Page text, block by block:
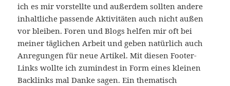
ich es mir vorstellte und außerdem sollten andere
inhaltliche passende Aktivitäten auch nicht außen
vor bleiben. Foren und Blogs helfen mir oft bei
meiner täglichen Arbeit und geben natürlich auch
Anregungen für neue Artikel. Mit diesen Footer-
Links wollte ich zumindest in Form eines kleinen
Backlinks mal Danke sagen. Ein thematisch